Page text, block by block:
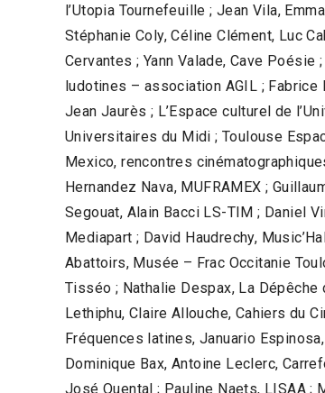
l’Utopia Tournefeuille ; Jean Vila,
Stéphanie Coly, Céline Clément, Luc
Cervantes ; Yann Valade, Cave
ludotines – association AGIL ; Fabrice
Jean Jaurès ; L’Espace culturel de
Universitaires du Midi ; Toulouse
Mexico, rencontres
Hernandez Nava, MUFRAMEX ;
Segouat, Alain Bacci LS-TIM ; Daniel
Mediapart ; David Haudrechy,
Abattoirs, Musée – Frac Occitanie
Tisséo ; Nathalie Despax, La Dépêche
Lethiphu, Claire Allouche, Cahiers du
Fréquences latines, Januario
Dominique Bax, Antoine Leclerc,
José Quental ; Pauline Naets, LISAA ;